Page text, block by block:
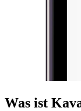
Was ist